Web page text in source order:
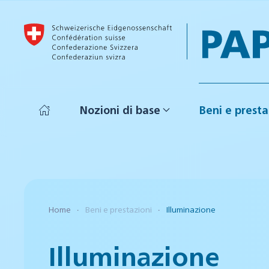
Skip to main content
Nozioni di base Beni e
Home Beni e prestazioni Illuminazione
Illuminazione